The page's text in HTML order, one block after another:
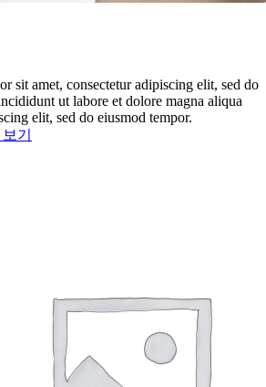
sit amet, consectetur adipiscing elit, sed do
ut labore et dolore magna aliqua
elit, sed do eiusmod tempor.
기